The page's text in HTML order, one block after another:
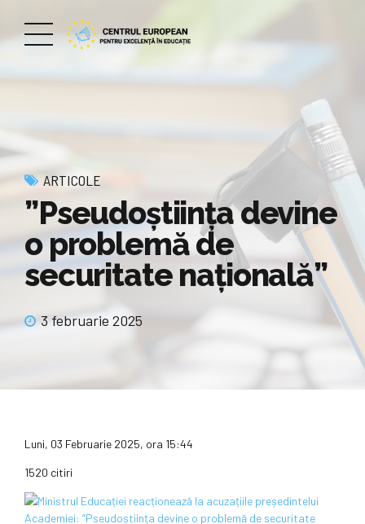
ARTICOLE
”Pseudoștiința devine
o problemă de
securitate națională”
3 februarie 2025
Luni, 03 Februarie 2025, ora 15:44
1520 citiri